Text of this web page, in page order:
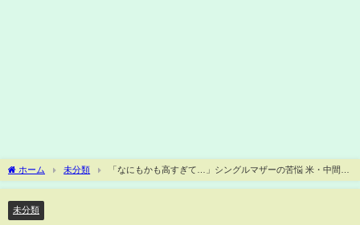
ホーム 未分類
「なにもかも高すぎて…」シングルマザーの苦悩 米・中間選
挙 最大の争点は歴史的な物価高｜TBS NEWS DIG
未分類